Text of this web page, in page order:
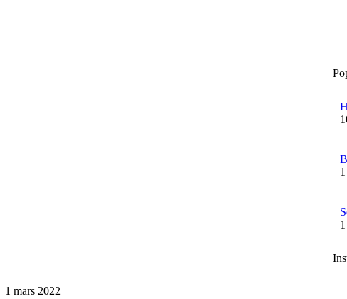
1 mars 2022